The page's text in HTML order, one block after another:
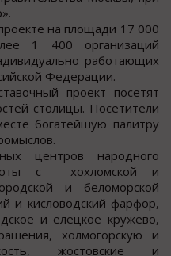
на площади 17 000
1 400 организаций
работающих
Федерации.
проект посетят
столицы. Посетители
богатейшую палитру
центров народного
с хохломской и
и беломорской
и кисловодский фарфор,
и елецкое кружево,
холмогорскую и
жостовские и